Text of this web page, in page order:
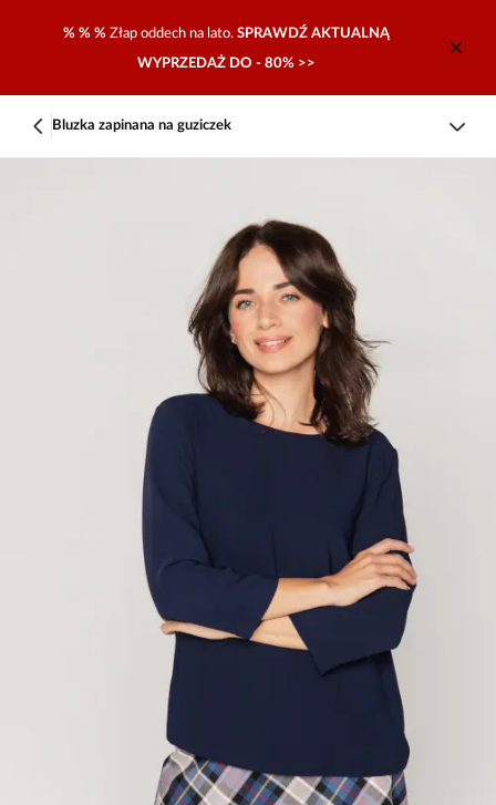
% % % Złap oddech na lato. SPRAWDŹ AKTUALNĄ
WYPRZEDAŻ DO - 80% >>
Bluzka zapinana na guziczek